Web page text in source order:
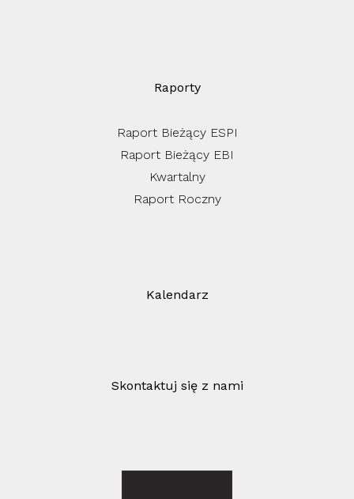
Raporty
Raport Bieżący ESPI
Raport Bieżący EBI
Kwartalny
Raport Roczny
Kalendarz
Skontaktuj się z nami